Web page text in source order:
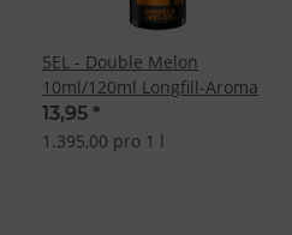
5EL - Double Melon
10ml/120ml Longfill-Aroma
13,95 *
1.395,00 pro 1 l